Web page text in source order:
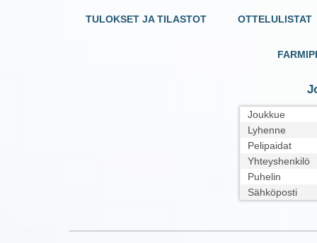
TULOKSET JA TILASTOT OTTELULISTAT
Joukkue
Lyhenne
Pelipaidat
Yhteyshenkilö
Puhelin
Sähköposti